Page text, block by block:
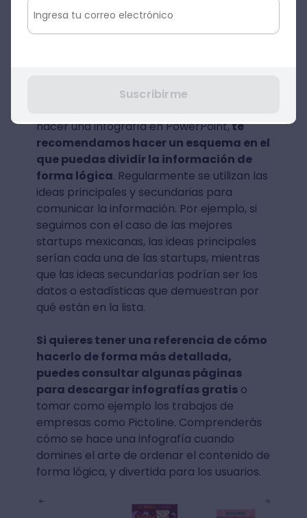
resumir y explicar de manera estructurada
hacer una infografía en PowerPoint,te
recomendamos hacer un esquema en el
que puedas dividir la información de
forma lógica. Regularmente se utilizan las
ideas principales y secundarias para
comunicar la información. Por ejemplo, si
seguimos con el caso de las mejores
startups mexicanas, las ideas principales
serían cada una de las startups, mientras
que las ideas secundarías podrían ser los
datos o estadísticas que demuestran por
qué están en la lista.
Si quieres tener una referencia de cómo
hacerlo de forma más detallada,
puedes consultar algunas páginas
para descargar infografías gratiso
tomar como ejemplo los trabajos de
empresas como Pictoline. Comprenderás
cómo se hace una infografía cuando
domines el arte de ordenar el contenido de
forma lógica, y divertida para los usuarios.
Suscribirme